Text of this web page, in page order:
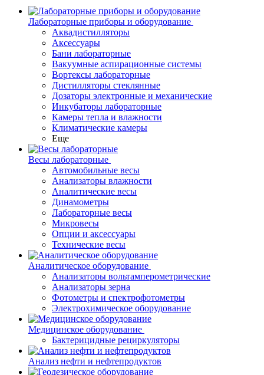
Лабораторные приборы и оборудование
Аквадистилляторы
Аксессуары
Бани лабораторные
Вакуумные аспирационные системы
Вортексы лабораторные
Дистилляторы стеклянные
Дозаторы электронные и механические
Инкубаторы лабораторные
Камеры тепла и влажности
Климатические камеры
Еще
Весы лабораторные
Автомобильные весы
Анализаторы влажности
Аналитические весы
Динамометры
Лабораторные весы
Микровесы
Опции и аксессуары
Технические весы
Аналитическое оборудование
Анализаторы вольтамперометрические
Анализаторы зерна
Фотометры и спектрофотометры
Электрохимическое оборудование
Медицинское оборудование
Бактерицидные рециркуляторы
Анализ нефти и нефтепродуктов